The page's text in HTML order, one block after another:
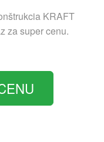
KRAFT
za super cenu.